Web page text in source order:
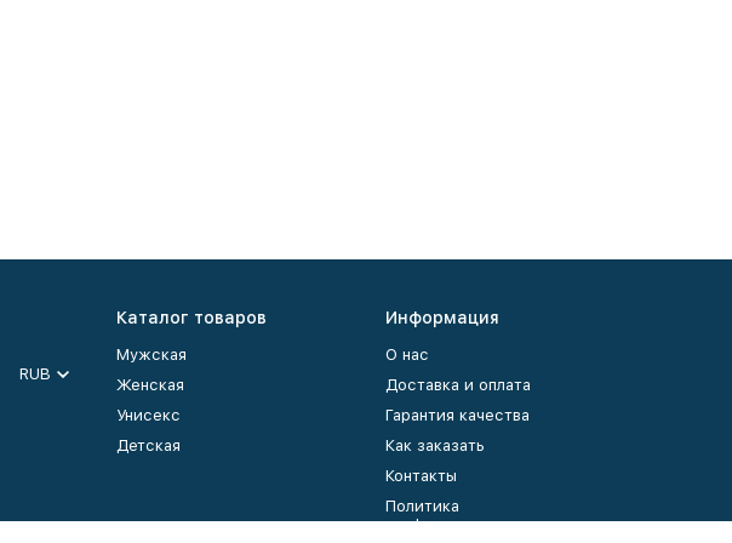
RUB
Каталог товаров
Мужская
Женская
Унисекс
Детская
Информация
О нас
Доставка и оплата
Гарантия качества
Как заказать
Контакты
Политика
конфиденциальности